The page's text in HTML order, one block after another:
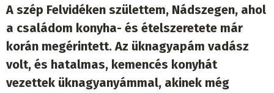
A szép Felvidéken születtem, Nádszegen, ahol
a családom konyha- és ételszeretete már
korán megérintett. Az üknagyapám vadász
volt, és hatalmas, kemencés konyhát
vezettek üknagyanyámmal, akinek még